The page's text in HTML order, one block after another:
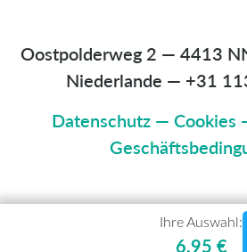
Ihre Auswahl:
6,95 €
Oostpolderweg 2 — 4413
Niederlande — +31
Datenschutz — Cookies